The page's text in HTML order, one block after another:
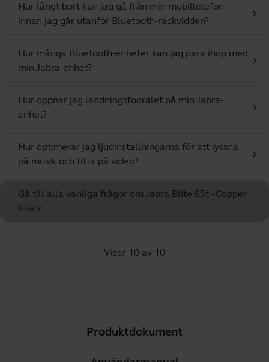
Hur långt bort kan jag gå från min mobiltelefon
innan jag går utanför Bluetooth-räckvidden?
chevron_right
Hur många Bluetooth-enheter kan jag para ihop med
min Jabra-enhet?
chevron_right
Hur öppnar jag laddningsfodralet på min Jabra-
enhet?
chevron_right
Hur optimerar jag ljudinställningarna för att lyssna
på musik och titta på video?
chevron_right
Gå till alla vanliga frågor om Jabra Elite 65t - Copper
Black
Visar 10 av 10
Produktdokument